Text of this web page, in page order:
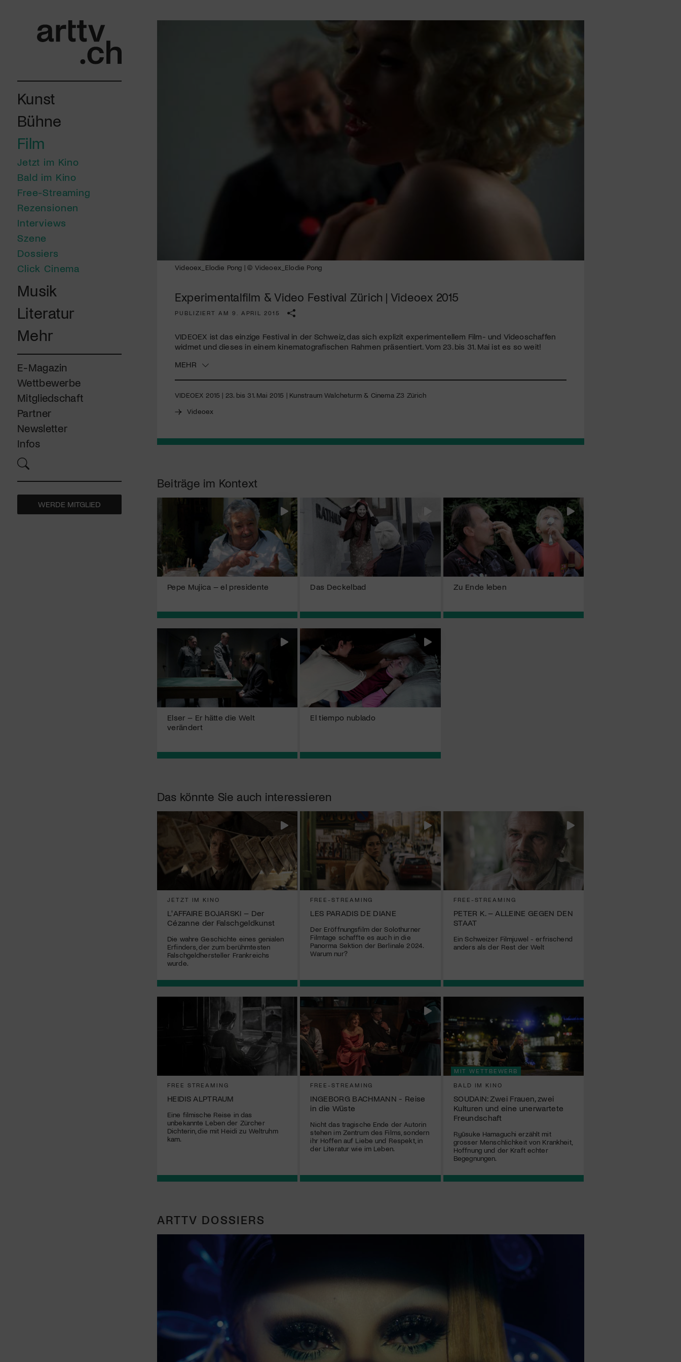
Kunst
Bühne
Film
Jetzt im Kino
Bald im Kino
Free-Streaming
Rezensionen
Interviews
Szene
Dossiers
Click Cinema
Musik
Literatur
Mehr
E-Magazin
Wettbewerbe
Mitgliedschaft
Partner
Newsletter
Infos
WERDE MITGLIED
Videoex_Elodie Pong | © Videoex_Elodie Pong
Experimentalfilm & Video Festival Zürich | Videoex 2015
PUBLIZIERT AM 9. APRIL 2015
VIDEOEX ist das einzige Festival in der Schweiz, das sich explizit experimentellem Film- und Videoschaffen
widmet und dieses in einem kinematografischen Rahmen präsentiert. Vom 23. bis 31. Mai ist es so weit!
MEHR
VIDEOEX 2015 | 23. bis 31. Mai 2015 | Kunstraum Walcheturm & Cinema Z3 Zürich
Videoex
Beiträge im Kontext
Pepe Mujica – el presidente Das Deckelbad Zu Ende leben
Elser – Er hätte die Welt
verändert
El tiempo nublado
Das könnte Sie auch interessieren
JETZT IM KINO
L'AFFAIRE BOJARSKI – Der
Cézanne der Falschgeldkunst
Die wahre Geschichte eines genialen
Erfinders, der zum berühmtesten
Falschgeldhersteller Frankreichs
wurde.
FREE-STREAMING
LES PARADIS DE DIANE
Der Eröffnungsfilm der Solothurner
Filmtage schaffte es auch in die
Panorma Sektion der Berlinale 2024.
Warum nur?
FREE-STREAMING
PETER K. – ALLEINE GEGEN DEN
STAAT
Ein Schweizer Filmjuwel - erfrischend
anders als der Rest der Welt
FREE STREAMING
HEIDIS ALPTRAUM
Eine filmische Reise in das
unbekannte Leben der Zürcher
Dichterin, die mit Heidi zu Weltruhm
kam.
FREE-STREAMING
INGEBORG BACHMANN - Reise
in die Wüste
Nicht das tragische Ende der Autorin
stehen im Zentrum des Films, sondern
ihr Hoffen auf Liebe und Respekt, in
der Literatur wie im Leben.
MIT WETTBEWERB
BALD IM KINO
SOUDAIN: Zwei Frauen, zwei
Kulturen und eine unerwartete
Freundschaft
Ryūsuke Hamaguchi erzählt mit
grosser Menschlichkeit von Krankheit,
Hoffnung und der Kraft echter
Begegnungen.
ARTTV DOSSIERS
Mach mit: «Be Part of the Art»!
Engagiere dich als Kulturliebhaber:in, Kulturschaffende(r) oder
Kulturinstitution und unterstütze unsere Arbeit.
Mit deiner Mitgliedschaft erhältst du kostenlosen Zugang zu
diversen Kulturevents.